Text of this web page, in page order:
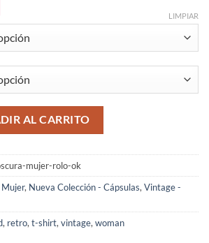
LIMPIAR
Mujer Rolo-ok cantidad
AL CARRITO
mujer-rolo-ok
Mujer, Nueva Colección - Cápsulas, Vintage -
, retro, t-shirt, vintage, woman